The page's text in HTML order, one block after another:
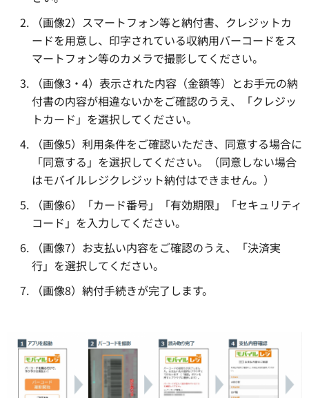
（画像2）スマートフォン等と納付書、クレジットカ
ードを用意し、印字されている収納用バーコードをス
マートフォン等のカメラで撮影してください。
（画像3・4）表示された内容（金額等）とお手元の納
付書の内容が相違ないかをご確認のうえ、「クレジッ
トカード」を選択してください。
（画像5）利用条件をご確認いただき、同意する場合に
「同意する」を選択してください。（同意しない場合
はモバイルレジクレジット納付はできません。）
（画像6）「カード番号」「有効期限」「セキュリティ
コード」を入力してください。
（画像7）お支払い内容をご確認のうえ、「決済実
行」を選択してください。
（画像8）納付手続きが完了します。